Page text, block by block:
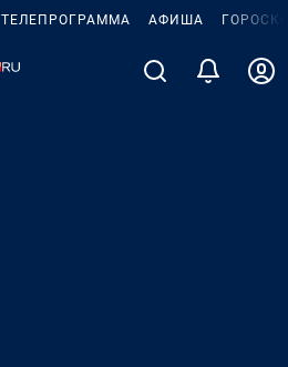
ТЕЛЕПРОГРАММА АФИША